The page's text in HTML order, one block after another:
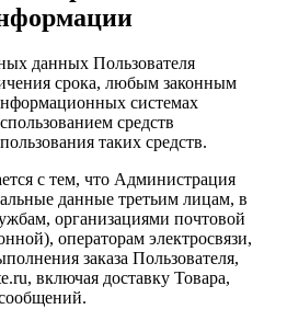
данных Пользователя
срока, любым законным
системах
средств
таких средств.
с тем, что Администрация
данные третьим лицам, в
организациями почтовой
операторам электросвязи,
заказа Пользователя,
включая доставку Товара,